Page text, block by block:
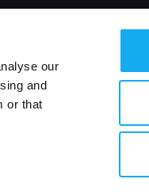
our
and
or that